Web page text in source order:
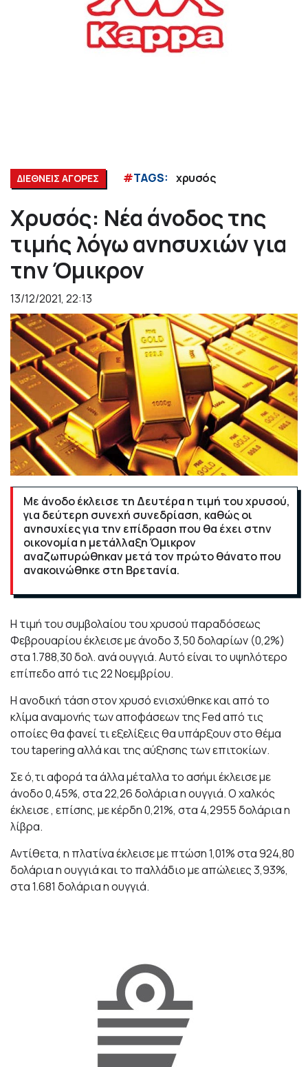
ΔΙΕΘΝΕΙΣ ΑΓΟΡΕΣ #TAGS: χρυσός
Χρυσός: Νέα άνοδος της
τιμής λόγω ανησυχιών για
την Όμικρον
13/12/2021, 22:13
Με άνοδο έκλεισε τη Δευτέρα η τιμή του χρυσού,
για δεύτερη συνεχή συνεδρίαση, καθώς οι
ανησυχίες για την επίδραση που θα έχει στην
οικονομία η μετάλλαξη Όμικρον
αναζωπυρώθηκαν μετά τον πρώτο θάνατο που
ανακοινώθηκε στη Βρετανία.
Η τιμή του συμβολαίου του χρυσού παραδόσεως
Φεβρουαρίου έκλεισε με άνοδο 3,50 δολαρίων (0,2%)
στα 1.788,30 δολ. ανά ουγγιά. Αυτό είναι το υψηλότερο
επίπεδο από τις 22 Νοεμβρίου.
Η ανοδική τάση στον χρυσό ενισχύθηκε και από το
κλίμα αναμονής των αποφάσεων της Fed από τις
οποίες θα φανεί τι εξελίξεις θα υπάρξουν στο θέμα
του tapering αλλά και της αύξησης των επιτοκίων.
Σε ό,τι αφορά τα άλλα μέταλλα το ασήμι έκλεισε με
άνοδο 0,45%, στα 22,26 δολάρια η ουγγιά. Ο χαλκός
έκλεισε , επίσης, με κέρδη 0,21%, στα 4,2955 δολάρια η
λίβρα.
Αντίθετα, η πλατίνα έκλεισε με πτώση 1,01% στα 924,80
δολάρια η ουγγιά και το παλλάδιο με απώλειες 3,93%,
στα1.681 δολάρια η ουγγιά.